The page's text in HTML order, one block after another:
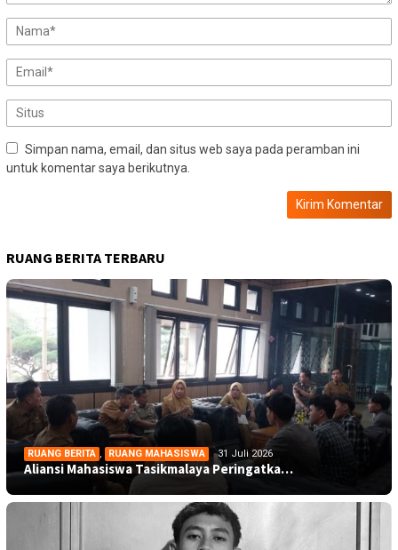
Simpan nama, email, dan situs web saya pada peramban ini
untuk komentar saya berikutnya.
RUANG BERITA TERBARU
RUANG BERITA , RUANG MAHASISWA 31 Juli 2026
Aliansi Mahasiswa Tasikmalaya Peringatka…